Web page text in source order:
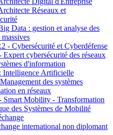
Réseaux et
Data : gestion et analyse des
- Cybersécurité et Cyberdéfense
cybersécurité des réseaux
d'information
Artificielle
des systèmes
en réseaux
Smart Mobility - Transformation
des Systèmes de Mobilité
international non diplomant